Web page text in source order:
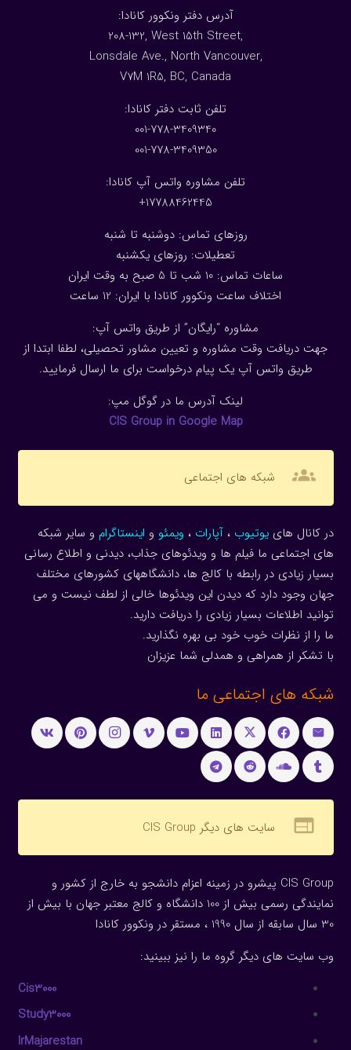
:آدرس دفتر ونکوور کانادا
208-132, West 15th Street,
Lonsdale Ave., North Vancouver,
V7M 1R5, BC, Canada
:تلفن ثابت دفتر کانادا
001-778-3409340
001-778-3409350
تلفن مشاوره واتس آپ کانادا:
17788462445+
روزهای تماس: دوشنبه تا شنبه
تعطیلات: روزهای یکشنبه
ساعات تماس: 10 شب تا 5 صبح به وقت ایران
اختلاف ساعت ونکوور کانادا با ایران: 1 2 ساعت
مشاوره “رایگان” از طریق واتس آپ:
جهت دریافت وقت مشاوره و تعیین مشاور تحصیلی، لطفا ابتدا از
طریق واتس آپ یک پیام درخواست برای ما ارسال فرمایید.
لینک آدرس ما در گوگل مپ:
CIS Group in Google Map
groups شبکه های اجتماعی
در کانال هاییوتیوب ، آپارات ، ویمئو و اینستاگرام و سایر شبکه
های اجتماعی ما فیلم ها و ویدئوهای جذاب، دیدنی و اطلاع رسانی
بسیار زیادی در رابطه با کالج ها، دانشگاههای کشورهای مختلف
جهان وجود دارد که دیدن این ویدئوها خالی از لطف نیست و می
توانید اطلاعات بسیار زیادی را دریافت دارید.
ما را از نظرات خوب خود بی بهره نگذارید.
با تشکر از همراهی و همدلی شما عزیزان
شبکه های اجتماعی ما
web سایت های دیگر CIS Group
CIS Group پیشرو در زمینه اعزام دانشجو به خارج از کشور و
نمایندگی رسمی بیش از 100 دانشگاه و کالج معتبر جهان با بیش از
30 سال سابقه از سال 1990 ، مستقر در ونکوور کانادا
وب سایت های دیگر گروه ما را نیز ببینید:
Cis3000
Study3000
IrMajarestan